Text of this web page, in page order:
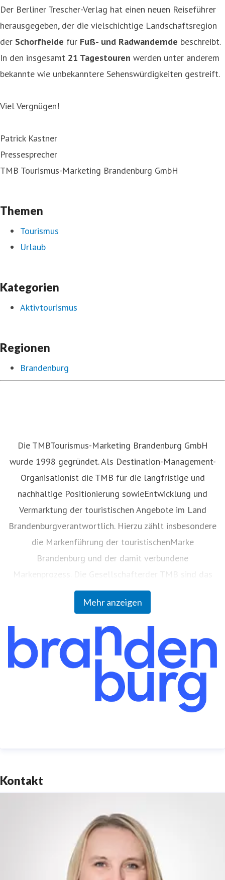
Der Berliner Trescher-Verlag hat einen neuen Reiseführer
herausgegeben, der die vielschichtige Landschaftsregion
der Schorfheide für Fuß- und Radwandernde beschreibt.
In den insgesamt 21 Tagestouren werden unter anderem
bekannte wie unbekanntere Sehenswürdigkeiten gestreift.
Viel Vergnügen!
Patrick Kastner
Pressesprecher
TMB Tourismus-Marketing Brandenburg GmbH
Themen
Tourismus
Urlaub
Kategorien
Aktivtourismus
Regionen
Brandenburg
Die TMBTourismus-Marketing Brandenburg GmbH
wurde 1998 gegründet. Als Destination-Management-
Organisationist die TMB für die langfristige und
nachhaltige Positionierung sowieEntwicklung und
Vermarktung der touristischen Angebote im Land
Brandenburgverantwortlich. Hierzu zählt insbesondere
die Markenführung der touristischenMarke
Brandenburg und der damit verbundene
Markenprozess. Die Gesellschafterder TMB sind das
Land Brandenburg (59 Prozent), die
VereinigungBrandenburgischer Körperschaften zur
GbR (36 Prozent) und die Berlin Tourismus &
KongressGmbH (visitBerlin) (5 Prozent).
TMB Tourismus-Marketing Brandenburg GmbH,
Babelsberger Straße 26, 14473 Potsdam
29873-73
Amtsgericht Potsdam HRB 11403 | Ust-IdNr.
DE194533636Vorsitzender des Aufsichtsrates:
Staatssekretär Hendrik Fischer | Geschäftsführer:
Dieter Hütte
Mehr anzeigen
Kontakt